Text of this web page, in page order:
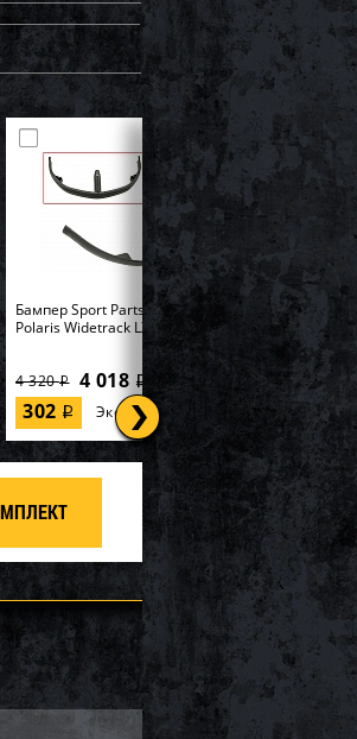
Бампер Sport Parts Inc. для
Polaris Widetrack LX SM-12358
4 320i 4 018 i
302 i Экономия